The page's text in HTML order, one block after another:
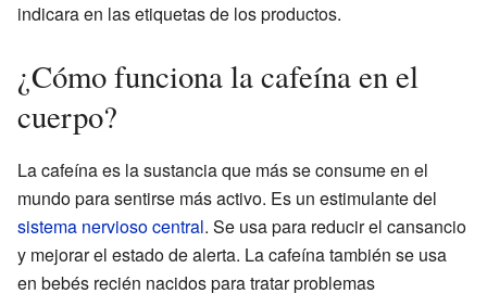
indicara en las etiquetas de los productos.
¿Cómo funciona la cafeína en el
cuerpo?
La cafeína es la sustancia que más se consume en el
mundo para sentirse más activo. Es un estimulante del
sistema nervioso central. Se usa para reducir el cansancio
y mejorar el estado de alerta. La cafeína también se usa
en bebés recién nacidos para tratar problemas